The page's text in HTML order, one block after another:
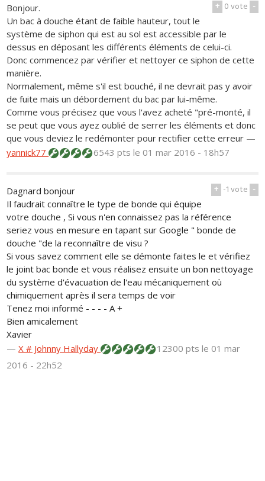
+ 0vote -
Bonjour.
Un bac à douche étant de faible hauteur, tout le
système de siphon qui est au sol est accessible par le
dessus en déposant les différents éléments de celui-ci.
Donc commencez par vérifier et nettoyer ce siphon de cette
manière.
Normalement, même s'il est bouché, il ne devrait pas y avoir
de fuite mais un débordement du bac par lui-même.
Comme vous précisez que vous l'avez acheté "pré-monté, il
se peut que vous ayez oublié de serrer les éléments et donc
que vous deviez le redémonter pour rectifier cette erreur —
yannick77
6543 ptsle 01 mar 2016 - 18h57
+ -1vote -
Dagnard bonjour
Il faudrait connaître le type de bonde qui équipe
votre douche , Si vous n'en connaissez pas la référence
seriez vous en mesure en tapant sur Google " bonde de
douche "de la reconnaître de visu ?
Si vous savez comment elle se démonte faites le et vérifiez
le joint bac bonde et vous réalisez ensuite un bon nettoyage
du système d'évacuation de l'eau mécaniquement où
chimiquement après il sera temps de voir
Tenez moi informé - - - - A +
Bien amicalement
Xavier
—X # Johnny Hallyday 12300 ptsle 01 mar
2016 - 22h52